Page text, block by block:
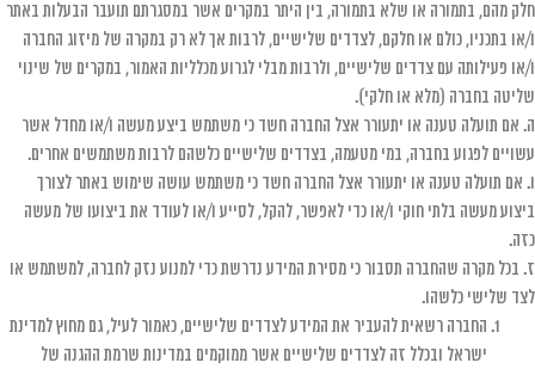
חלק מהם, בתמורה או שלא בתמורה, בין היתר במקרים אשר במסגרתם תועבר הבעלות באתר
ו/או בתכניו, כולם או חלקם, לצדדים שלישיים, לרבות אך לא רק במקרה של מיזוג החברה
ו/או פעילותה עם צדדים שלישיים, ולרבות מבלי לגרוע מכלליות האמור, במקרים של שינוי
שליטה בחברה (מלא או חלקי).
ה. אם תועלה טענה או יתעורר אצל החברה חשד כי משתמש ביצע מעשה ו/או מחדל אשר
עשויים לפגוע בחברה, במי מטעמה, בצדדים שלישיים כלשהם לרבות משתמשים אחרים.
ו. אם תועלה טענה או יתעורר אצל החברה חשד כי משתמש עושה שימוש באתר לצורך
ביצוע מעשה בלתי חוקי ו/או כדי לאפשר, להקל, לסייע ו/או לעודד את ביצועו של מעשה
כזה.
ז. בכל מקרה שהחברה תסבור כי מסירת המידע נדרשת כדי למנוע נזק לחברה, למשתמש או
לצד שלישי כלשהו.
החברה רשאית להעביר את המידע לצדדים שלישיים, כאמור לעיל, גם מחוץ למדינת
ישראל ובכלל זה לצדדים שלישיים אשר ממוקמים במדינות שרמת ההגנה של